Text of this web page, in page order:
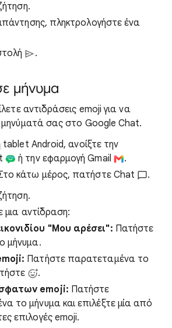
πληκτρολογήστε ένα
.
μήνυμα
αντιδράσεις emoji για να
σας στο Google Chat.
Android, ανοίξτε την
ή την εφαρμογή Gmail
.
κάτω μέρος, πατήστε Chat
.
μια αντίδραση:
"Μου αρέσει": Πατήστε
μήνυμα.
Πατήστε παρατεταμένα το
.
emoji: Πατήστε
το μήνυμα και επιλέξτε μία από
επιλογές emoji.